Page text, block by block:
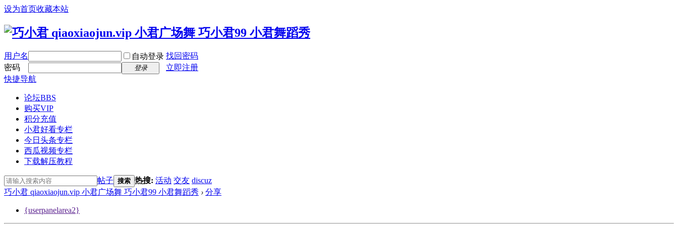
设为首页收藏本站
用户名 自动登录 找回密码
密码
登录
立即注册
快捷导航
论坛BBS
购买VIP
积分充值
小君好看专栏
今日头条专栏
西瓜视频专栏
下载解压教程
帖子 搜索 热搜: 活动 交友 discuz
巧小君 qiaoxiaojun.vip 小君广场舞 巧小君99 小君舞蹈秀 › 分享
{userpanelarea2}